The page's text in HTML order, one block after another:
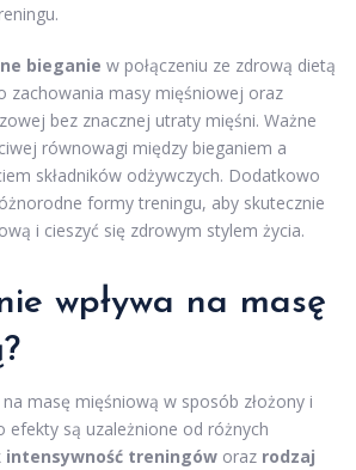
bieganie w połączeniu ze zdrową dietą
zachowania masy mięśniowej oraz
bez znacznej utraty mięśni. Ważne
równowagi między bieganiem a
składników odżywczych. Dodatkowo
formy treningu, aby skutecznie
i cieszyć się zdrowym stylem życia.
wpływa na masę
na masę mięśniową w sposób złożony i
efekty są uzależnione od różnych
intensywność treningów oraz rodzaj